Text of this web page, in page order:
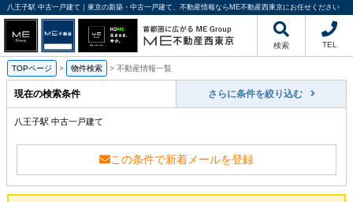
八王子駅 中古一戸建て｜東京の新築・中古一戸建て、不動産情報ならME不動産西東京にお任せください
検索 TEL
TOPページ > 物件検索 > 不動産情報一覧
現在の検索条件 さらに条件を絞り込む
八王子駅 中古一戸建て
この条件で新着メールを登録